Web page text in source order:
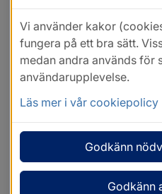
Vi använder kakor
fungera på ett bra sätt.
medan andra används för
användarupplevelse.
Läs mer i vår cookiepolicy
Godkänn
Godkänn